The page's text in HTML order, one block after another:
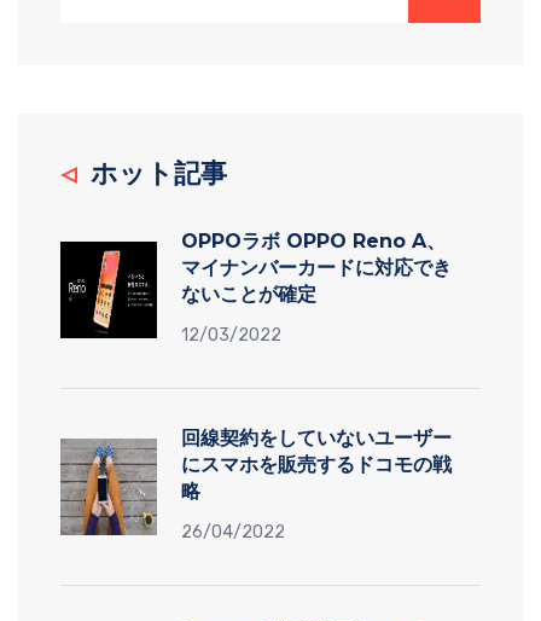
ホット記事
OPPOラボ OPPO Reno A、
マイナンバーカードに対応でき
ないことが確定
12/03/2022
回線契約をしていないユーザー
にスマホを販売するドコモの戦
略
26/04/2022